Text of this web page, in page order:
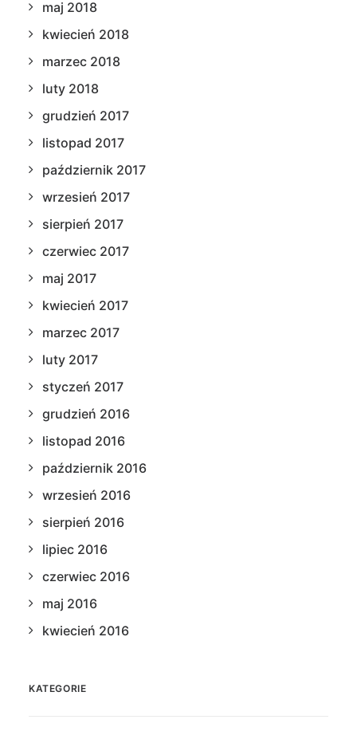
maj 2018
kwiecień 2018
marzec 2018
luty 2018
grudzień 2017
listopad 2017
październik 2017
wrzesień 2017
sierpień 2017
czerwiec 2017
maj 2017
kwiecień 2017
marzec 2017
luty 2017
styczeń 2017
grudzień 2016
listopad 2016
październik 2016
wrzesień 2016
sierpień 2016
lipiec 2016
czerwiec 2016
maj 2016
kwiecień 2016
KATEGORIE